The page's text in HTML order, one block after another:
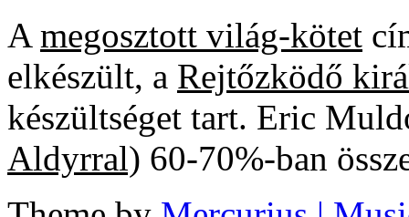
A megosztott világ-kötet
elkészült, a Rejtőzködő
készültséget tart. Eric
Aldyrral) 60-70%-ban